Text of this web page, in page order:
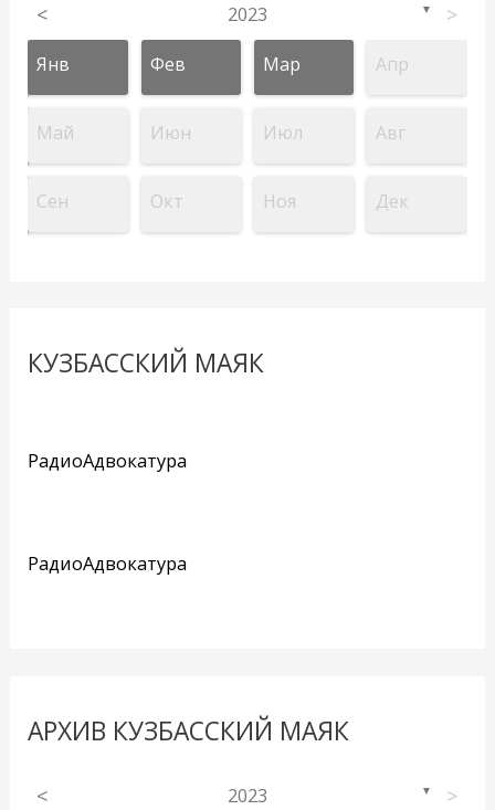
< 2023 ▼ >
Янв Фев Мар Апр
Май Июн Июл Авг
Сен Окт Ноя Дек
КУЗБАССКИЙ МАЯК
РадиоАдвокатура
РадиоАдвокатура
АРХИВ КУЗБАССКИЙ МАЯК
< 2023 ▼ >